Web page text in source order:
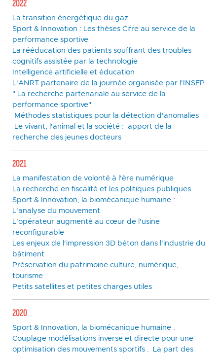
2022
La transition énergétique du gaz
Sport & Innovation : Les thèses Cifre au service de la
performance sportive
La rééducation des patients souffrant des troubles
cognitifs assistée par la technologie
Intelligence artificielle et éducation
L'ANRT partenaire de la journée organisée par l'INSEP
" La recherche partenariale au service de la
performance sportive"
Méthodes statistiques pour la détection d'anomalies
Le vivant, l'animal et la société : apport de la
recherche des jeunes docteurs
2021
La manifestation de volonté à l'ère numérique
La recherche en fiscalité et les politiques publiques
Sport & Innovation, la biomécanique humaine :
L'analyse du mouvement
L'opérateur augmenté au cœur de l'usine
reconfigurable
Les enjeux de l'impression 3D béton dans l'industrie du
bâtiment
Préservation du patrimoine culture, numérique,
tourisme
Petits satellites et petites charges utiles
2020
Sport & Innovation, la biomécanique humaine .
Couplage modélisations inverse et directe pour une
optimisation des mouvements sportifs.
La part des